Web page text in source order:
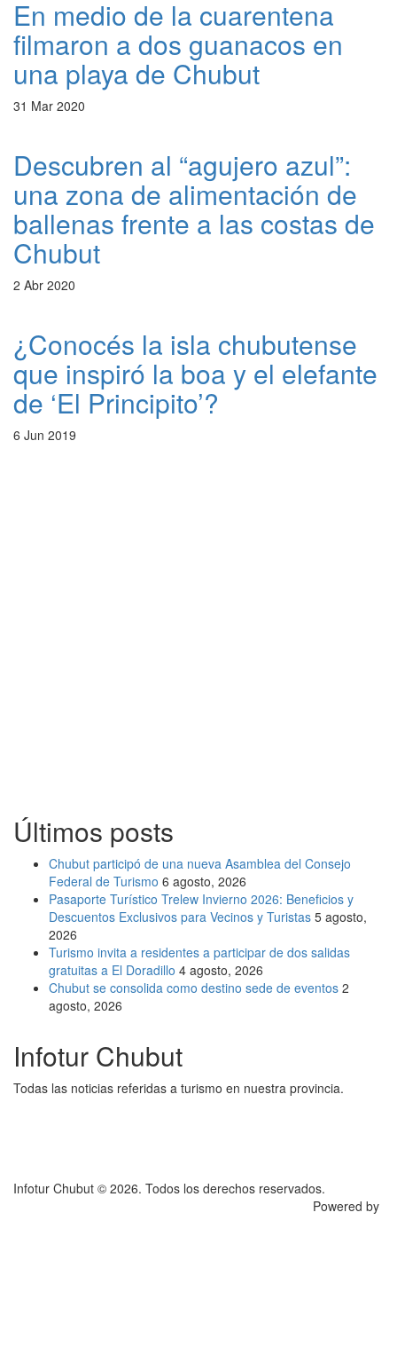
En medio de la cuarentena
filmaron a dos guanacos en
una playa de Chubut
31 Mar 2020
Descubren al “agujero azul”:
una zona de alimentación de
ballenas frente a las costas de
Chubut
2 Abr 2020
¿Conocés la isla chubutense
que inspiró la boa y el elefante
de ‘El Principito’?
6 Jun 2019
Últimos posts
Chubut participó de una nueva Asamblea del Consejo
Federal de Turismo 6 agosto, 2026
Pasaporte Turístico Trelew Invierno 2026: Beneficios y
Descuentos Exclusivos para Vecinos y Turistas 5 agosto,
2026
Turismo invita a residentes a participar de dos salidas
gratuitas a El Doradillo 4 agosto, 2026
Chubut se consolida como destino sede de eventos 2
agosto, 2026
Infotur Chubut
Todas las noticias referidas a turismo en nuestra provincia.
Infotur Chubut © 2026. Todos los derechos reservados.
Powered by